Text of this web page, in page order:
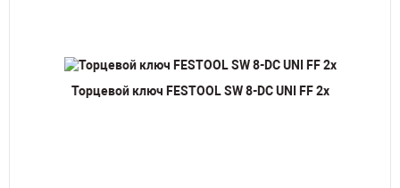
Торцевой ключ FESTOOL SW 8-DC UNI FF 2x